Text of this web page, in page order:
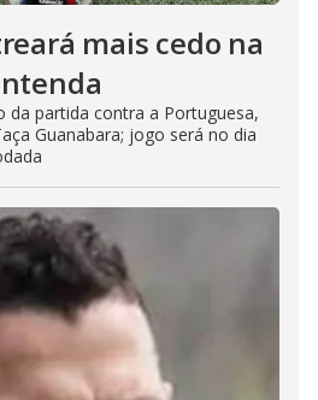
mais cedo na
da partida contra a Portuguesa,
Guanabara; jogo será no dia